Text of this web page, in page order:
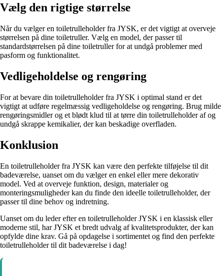
Vælg den rigtige størrelse
Når du vælger en toiletrulleholder fra JYSK, er det vigtigt at overveje
størrelsen på dine toiletruller. Vælg en model, der passer til
standardstørrelsen på dine toiletruller for at undgå problemer med
pasform og funktionalitet.
Vedligeholdelse og rengøring
For at bevare din toiletrulleholder fra JYSK i optimal stand er det
vigtigt at udføre regelmæssig vedligeholdelse og rengøring. Brug milde
rengøringsmidler og et blødt klud til at tørre din toiletrulleholder af og
undgå skrappe kemikalier, der kan beskadige overfladen.
Konklusion
En toiletrulleholder fra JYSK kan være den perfekte tilføjelse til dit
badeværelse, uanset om du vælger en enkel eller mere dekorativ
model. Ved at overveje funktion, design, materialer og
monteringsmuligheder kan du finde den ideelle toiletrulleholder, der
passer til dine behov og indretning.
Uanset om du leder efter en toiletrulleholder JYSK i en klassisk eller
moderne stil, har JYSK et bredt udvalg af kvalitetsprodukter, der kan
opfylde dine krav. Gå på opdagelse i sortimentet og find den perfekte
toiletrulleholder til dit badeværelse i dag!